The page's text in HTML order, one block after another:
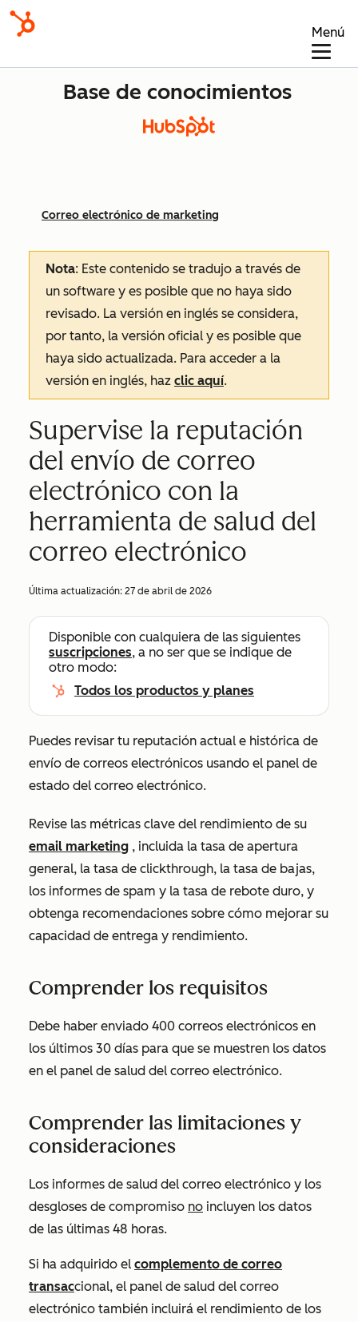
Menú
Base de conocimientos
Correo electrónico de marketing
Nota: Este contenido se tradujo a través de
un software y es posible que no haya sido
revisado. La versión en inglés se considera,
por tanto, la versión oficial y es posible que
haya sido actualizada. Para acceder a la
versión en inglés, haz clic aquí.
Supervise la reputación
del envío de correo
electrónico con la
herramienta de salud del
correo electrónico
Última actualización: 27 de abril de 2026
Disponible con cualquiera de las siguientes
suscripciones, a no ser que se indique de
otro modo:
Todos los productos y planes
Puedes revisar tu reputación actual e histórica de
envío de correos electrónicos usando el panel de
estado del correo electrónico.
Revise las métricas clave del rendimiento de su
email marketing , incluida la tasa de apertura
general, la tasa de clickthrough, la tasa de bajas,
los informes de spam y la tasa de rebote duro, y
obtenga recomendaciones sobre cómo mejorar su
capacidad de entrega y rendimiento.
Comprender los requisitos
Debe haber enviado 400 correos electrónicos en
los últimos 30 días para que se muestren los datos
en el panel de salud del correo electrónico.
Comprender las limitaciones y
consideraciones
Los informes de salud del correo electrónico y los
desgloses de compromiso no incluyen los datos
de las últimas 48 horas.
Si ha adquirido el complemento de correo
transaccional, el panel de salud del correo
electrónico también incluirá el rendimiento de los